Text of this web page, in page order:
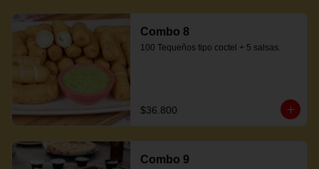
Combo 8
100 Tequeños tipo coctel + 5 salsas.
$36.800
Combo 9